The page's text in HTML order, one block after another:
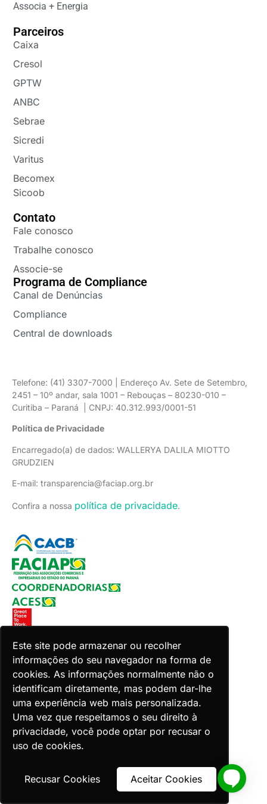
Este site pode armazenar ou recolher
informações do seu navegador na forma de
cookies. As informações normalmente não o
identificam diretamente, mas podem dar-lhe
uma experiência web mais personalizada.
Uma vez que respeitamos o seu direito à
privacidade, você pode optar por recusar o
uso de cookies.
Recusar Cookies Aceitar Cookies
Associa + Energia
Parceiros
Caixa
Cresol
GPTW
ANBC
Sebrae
Sicredi
Varitus
Becomex
Sicoob
Contato
Fale conosco
Trabalhe conosco
Associe-se
Programa de Compliance
Canal de Denúncias
Compliance
Central de downloads
Telefone: (41) 3307-7000 | Endereço Av. Sete de Setembro,
2451 – 10º andar, sala 1001 – Rebouças – 80230-010 –
Curitiba – Paraná | CNPJ: 40.312.993/0001-51
Política de Privacidade
Encarregado(a) de dados: WALLERYA DALILA MIOTTO
GRUDZIEN
E-mail: transparencia@faciap.org.br
Confira a nossa política de privacidade.
Copyright 2026 Faciap. Todos os direitos reservados.
Desenvolvido por Zion ACES.